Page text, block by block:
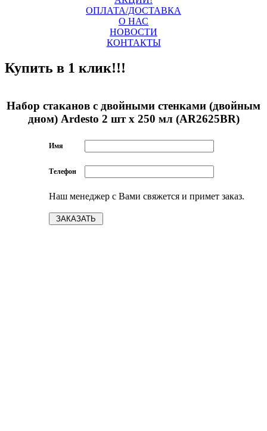
ОПЛАТА/ДОСТАВКА
О НАС
НОВОСТИ
КОНТАКТЫ
Купить в 1 клик!!!
Набор стаканов c двойными стенками (двойным
дном) Ardesto 2 шт х 250 мл (AR2625BR)
Имя
Телефон
Наш менеджер с Вами свяжется и примет заказ.